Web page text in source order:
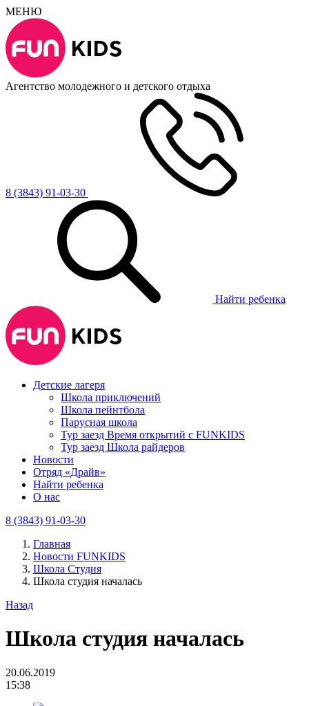
МЕНЮ
Агентство молодежного и детского отдыха
8 (3843) 91-03-30
Найти ребенка
Детские лагеря
Школа приключений
Школа пейнтбола
Парусная школа
Тур заезд Время открытий с FUNKIDS
Тур заезд Школа райдеров
Новости
Отряд «Драйв»
Найти ребенка
О нас
8 (3843) 91-03-30
Главная
Новости FUNKIDS
Школа Студия
Школа студия началась
Назад
Школа студия началась
20.06.2019
15:38